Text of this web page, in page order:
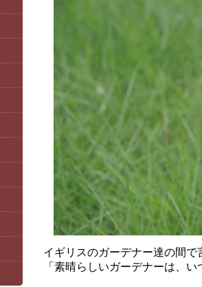
イギリスのガーデナー達の間で
「素晴らしいガーデナーは、